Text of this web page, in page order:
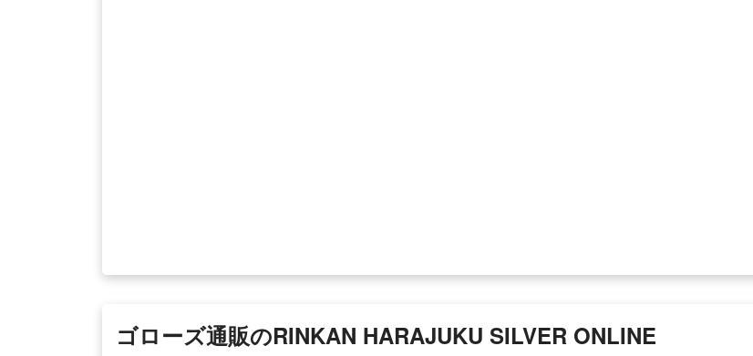
ゴローズ通販のRINKAN HARAJUKU SILVER ONLINE